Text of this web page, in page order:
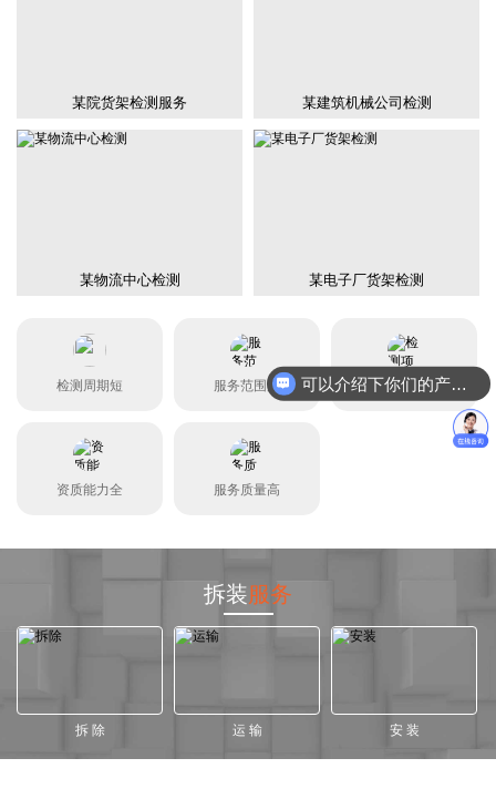
某院货架检测服务 某建筑机械公司检测
某物流中心检测 某电子厂货架检测
检测周期短 服务范围广 检测项目全
资质能力全 服务质量高
拆装服务
拆 除 运 输 安 装
可以介绍下你们的产品么？